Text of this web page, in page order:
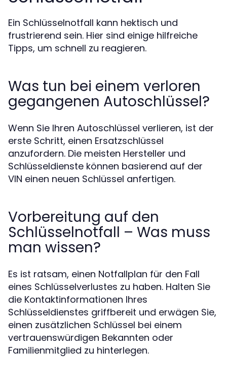
Ein Schlüsselnotfall kann hektisch und
frustrierend sein. Hier sind einige hilfreiche
Tipps, um schnell zu reagieren.
Was tun bei einem verloren
gegangenen Autoschlüssel?
Wenn Sie Ihren Autoschlüssel verlieren, ist der
erste Schritt, einen Ersatzschlüssel
anzufordern. Die meisten Hersteller und
Schlüsseldienste können basierend auf der
VIN einen neuen Schlüssel anfertigen.
Vorbereitung auf den
Schlüsselnotfall – Was muss
man wissen?
Es ist ratsam, einen Notfallplan für den Fall
eines Schlüsselverlustes zu haben. Halten Sie
die Kontaktinformationen Ihres
Schlüsseldienstes griffbereit und erwägen Sie,
einen zusätzlichen Schlüssel bei einem
vertrauenswürdigen Bekannten oder
Familienmitglied zu hinterlegen.